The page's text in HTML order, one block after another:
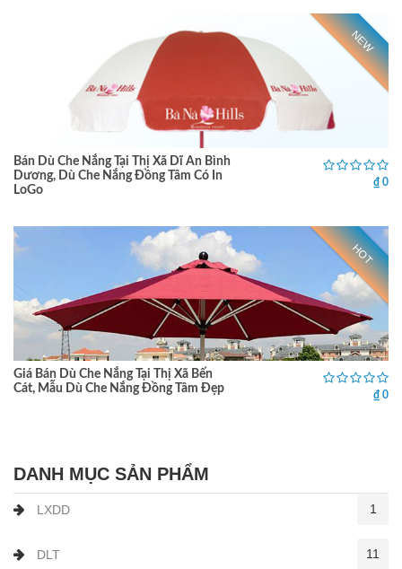
NEW
Bán Dù Che Nắng Tại Thị Xã Dĩ An Bình
Dương, Dù Che Nắng Đồng Tâm Có In
LoGo
₫ 0
HOT
Giá Bán Dù Che Nắng Tại Thị Xã Bến
Cát, Mẫu Dù Che Nắng Đồng Tâm Đẹp
₫ 0
DANH MỤC SẢN PHẨM
LXDD 1
DLT 11